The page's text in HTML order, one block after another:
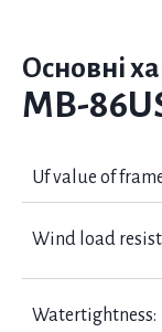
Основні
MB-
Uf value of
Wind load
Watertightness: